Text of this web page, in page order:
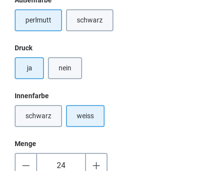
perlmutt schwarz(Diese Option ist zurzeit nicht verfügbar.)
Druckauswählen
ja nein
Innenfarbeauswählen
schwarz(Diese Option ist zurzeit nicht verfügbar.)
weiss
Menge